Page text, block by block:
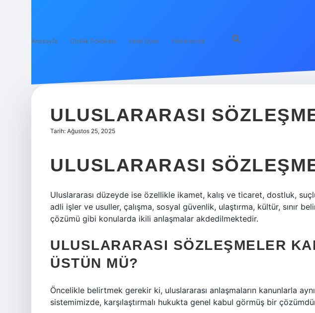
Anasayfa Gizlilik Politikası Yasal Uyarı Hakkımızda
ULUSLARARASI
Tarih: Ağustos 25, 2025
ULUSLARARASI
Uluslararası düzeyde ise özellikle ikamet, kalış ve ticaret, dostluk,
adli işler ve usuller, çalışma, sosyal güvenlik, ulaştırma, kültür, sınır
çözümü gibi konularda ikili anlaşmalar akdedilmektedir.
ULUSLARARASI SÖZLEŞMELER
ÜSTÜN MÜ?
Öncelikle belirtmek gerekir ki, uluslararası anlaşmaların kanunlarla
sistemimizde, karşılaştırmalı hukukta genel kabul görmüş bir